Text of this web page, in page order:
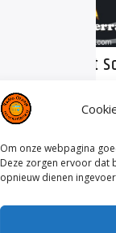
Om onze webpagina
Deze zorgen ervoor dat
opnieuw dienen
De